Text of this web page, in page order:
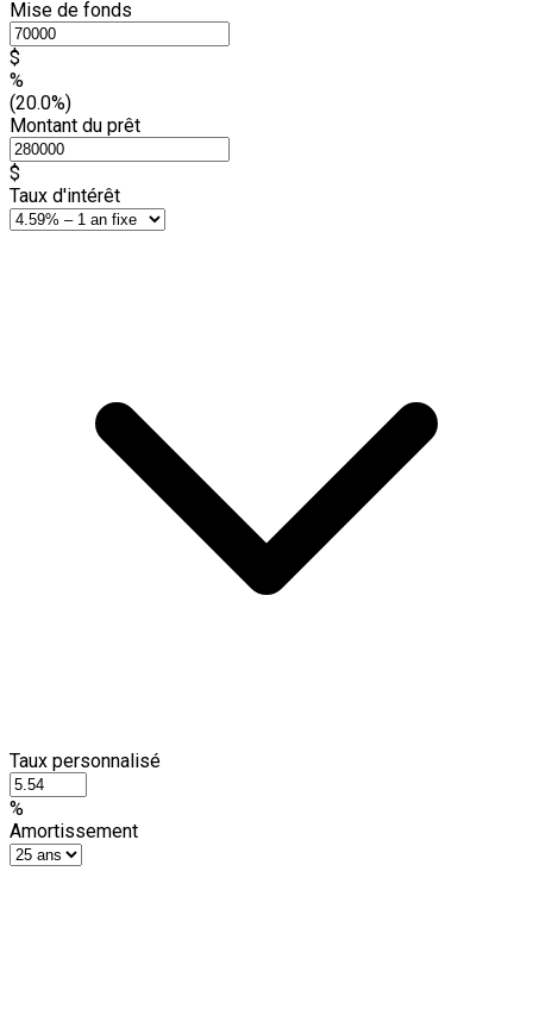
Mise de fonds
$
%
(20.0%)
Montant du prêt
$
Taux d'intérêt
Taux personnalisé
%
Amortissement